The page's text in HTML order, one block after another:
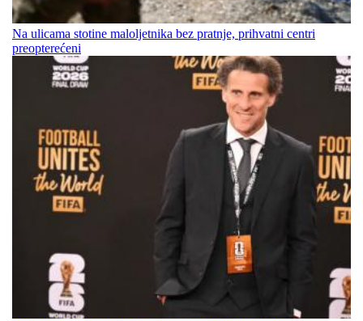
Na ulicama stotine maloljetnika bez pratnje, prihvatni centri
preopterećeni